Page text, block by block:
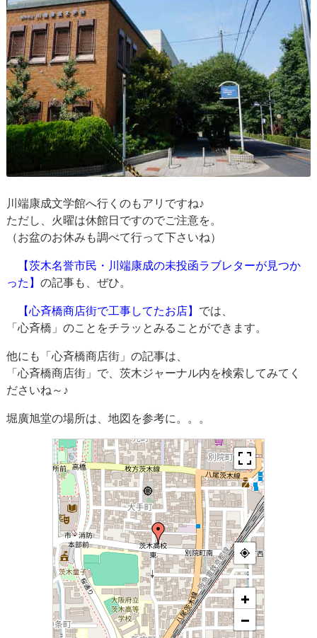
川端康成文学館へ行くのもアリですね♪
ただし、火曜は休館日ですのでご注意を。
（お盆のお休みも調べて行って下さいね）
【茨木名誉市民・川端康成の未投函ラブレターが見つか
った】の記事も、ぜひ。
【心斉橋商店街で工事してたお店】 では、
「心斉橋」のことをチラッとみることができます。
他にも「心斉橋商店街」の記事は、
「心斉橋商店街」で、茨木ジャーナル内を検索してみてく
ださいね～♪
堀廣旭堂の場所は、地図を参考に。。。
+
−